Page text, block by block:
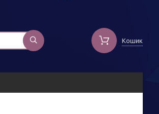
Кошик